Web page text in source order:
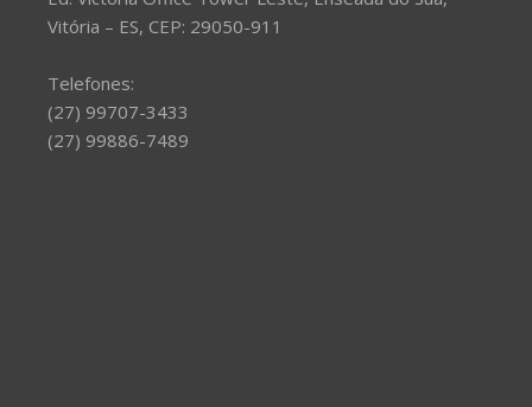
Vitória – ES, CEP: 29050-911
Telefones:
(27) 99707-3433
(27) 99886-7489